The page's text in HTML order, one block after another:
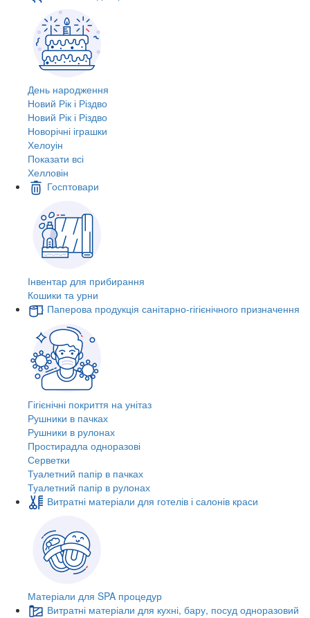
День народження
Новий Рік і Різдво
Новий Рік і Різдво
Новорічні іграшки
Хелоуін
Показати всі
Хелловін
Госптовари
Інвентар для прибирання
Кошики та урни
Паперова продукція санітарно-гігієнічного призначення
Гігієнічні покриття на унітаз
Рушники в пачках
Рушники в рулонах
Простирадла одноразові
Серветки
Туалетний папір в пачках
Туалетний папір в рулонах
Витратні матеріали для готелів і салонів краси
Матеріали для SPA процедур
Витратні матеріали для кухні, бару, посуд одноразовий